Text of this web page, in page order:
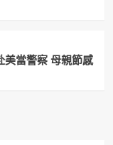
美當警察 母親節感